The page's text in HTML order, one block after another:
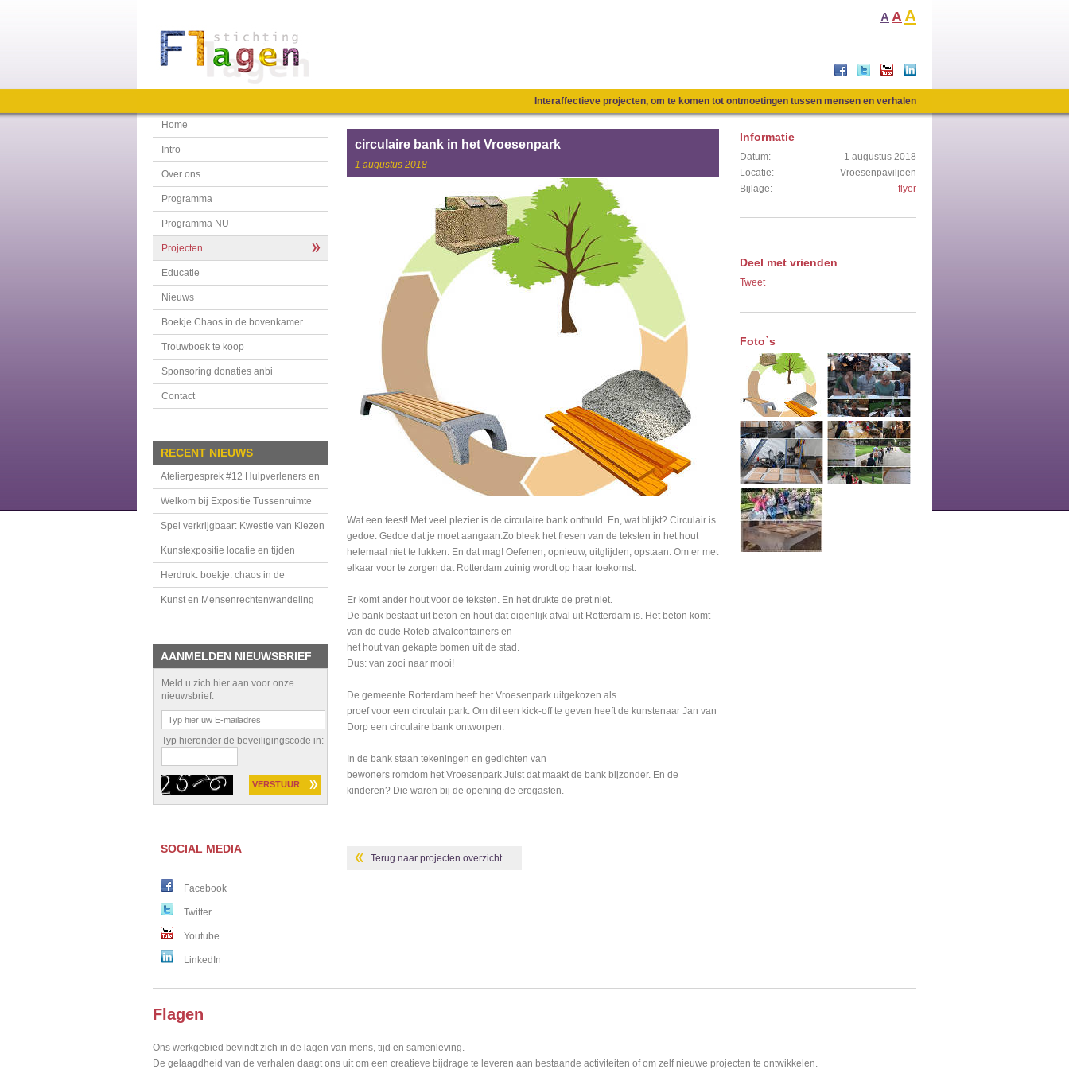
A A A
Interaffectieve projecten, om te komen tot ontmoetingen tussen mensen en verhalen
Home
Intro
Over ons
Programma
Programma NU
Projecten
Educatie
Nieuws
Boekje Chaos in de bovenkamer
Trouwboek te koop
Sponsoring donaties anbi
Contact
RECENT NIEUWS
Ateliergesprek #12 Hulpverleners en
handhavers in de Tussenruimte
Welkom bij Expositie Tussenruimte
Spel verkrijgbaar: Kwestie van Kiezen
Kunstexpositie locatie en tijden
Herdruk: boekje: chaos in de
bovenkamer
Kunst en Mensenrechtenwandeling
AANMELDEN NIEUWSBRIEF
Meld u zich hier aan voor onze
nieuwsbrief.
Typ hieronder de beveiligingscode in:
SOCIAL MEDIA
Facebook
Twitter
Youtube
LinkedIn
circulaire bank in het Vroesenpark
1 augustus 2018
Wat een feest! Met veel plezier is de circulaire bank onthuld. En, wat blijkt? Circulair is
gedoe. Gedoe dat je moet aangaan.Zo bleek het fresen van de teksten in het hout
helemaal niet te lukken. En dat mag! Oefenen, opnieuw, uitglijden, opstaan. Om er met
elkaar voor te zorgen dat Rotterdam zuinig wordt op haar toekomst.
Er komt ander hout voor de teksten. En het drukte de pret niet.
De bank bestaat uit beton en hout dat eigenlijk afval uit Rotterdam is. Het beton komt
van de oude Roteb-afvalcontainers en
het hout van gekapte bomen uit de stad.
Dus: van zooi naar mooi!
De gemeente Rotterdam heeft het Vroesenpark uitgekozen als
proef voor een circulair park. Om dit een kick-off te geven heeft de kunstenaar Jan van
Dorp een circulaire bank ontworpen.
In de bank staan tekeningen en gedichten van
bewoners romdom het Vroesenpark.Juist dat maakt de bank bijzonder. En de
kinderen? Die waren bij de opening de eregasten.
Terug naar projecten overzicht.
Informatie
Datum:
Locatie:
Bijlage:
1 augustus 2018
Vroesenpaviljoen
flyer
Deel met vrienden
Tweet
Foto`s
Flagen
Ons werkgebied bevindt zich in de lagen van mens, tijd en samenleving.
De gelaagdheid van de verhalen daagt ons uit om een creatieve bijdrage te leveren aan bestaande activiteiten of om zelf nieuwe projecten te ontwikkelen.